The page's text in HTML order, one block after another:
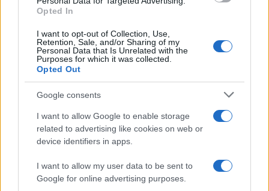
Opted In
I want to opt-out of Collection, Use,
Retention, Sale, and/or Sharing of my
Personal Data that Is Unrelated with the
Purposes for which it was collected.
Opted Out
Google consents
I want to allow Google to enable storage
related to advertising like cookies on web or
device identifiers in apps.
I want to allow my user data to be sent to
Google for online advertising purposes.
sneg zastoj
Več iz kraja Mežica
Freestyle navdušuje s poletno
prilagojenimi cenami koles
Kovinska ograja po meri: kako
izbrati material, polnilo in